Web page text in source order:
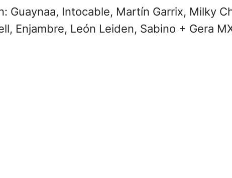
Intocable, Martín Garrix, Milky
Enjambre, León Leiden, Sabino + Gera